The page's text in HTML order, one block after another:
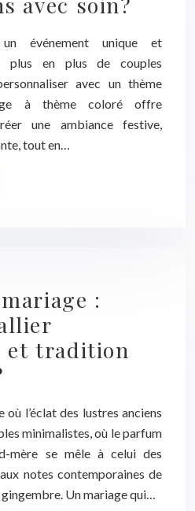
événement unique et
plus en plus de couples
avec un thème
à thème coloré offre
une ambiance festive,
tout en…
:
et tradition
où l’éclat des lustres anciens
minimalistes, où le parfum
mère se mêle à celui des
notes contemporaines de
Un mariage qui…